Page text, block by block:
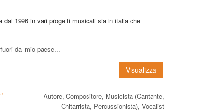
1996 in vari progetti musicali sia in italia che
dal mio paese...
Visualizza
Autore, Compositore, Musicista (Cantante,
Chitarrista, Percussionista), Vocalist